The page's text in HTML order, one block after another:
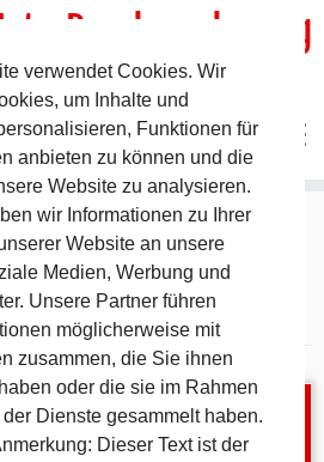
um Pommelsbrunn
verwendet Cookies. Wir
um Inhalte und
Funktionen für
anbieten zu können und die
Website zu analysieren.
wir Informationen zu Ihrer
Website an unsere
Medien, Werbung und
Unsere Partner führen
möglicherweise mit
zusammen, die Sie ihnen
oder die sie im Rahmen
der Dienste gesammelt haben.
Dieser Text ist der